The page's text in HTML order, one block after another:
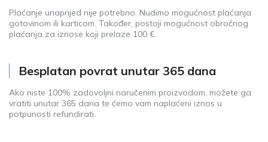
Plaćanje unaprijed nije potrebno. Nudimo mogućnost plaćanja
gotovinom ili karticom. Također, postoji mogućnost obročnog
plaćanja za iznose koji prelaze 100 €.
Besplatan povrat unutar 365 dana
Ako niste 100% zadovoljni naručenim proizvodom, možete ga
vratiti unutar 365 dana te ćemo vam naplaćeni iznos u
potpunosti refundirati.